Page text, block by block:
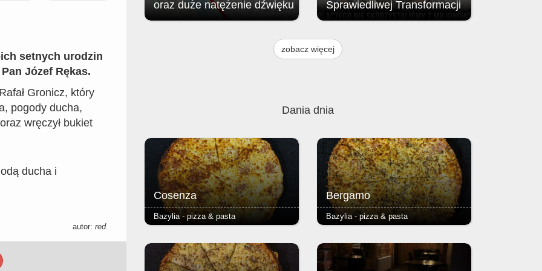
setnych urodzin
Józef Rękas.
Gronicz, który
pogody ducha,
wręczył bukiet
ducha i
autor: red.
oraz duże natężenie dźwięku
magistrat: w związku z organizacją
Soundystem Street Festival 2026, w
Sprawiedliwej Transformacji
na rzecz Sprawiedliwej Transformacji
(FST / JTF – Just Transition Fund;
zobacz więcej
Dania dnia
Cosenza
jest Margherita (sos pomidorowy, ser i
oregano) - ciasto puszyste lub razowe,
grube lub cienkie - dodatkowy ser 2,50
Bazylia - pizza & pasta
Bergamo
pizzy jest Margherita (sos
pomidorowy, ser i oregano) - ciasto
puszyste lub razowe, grube lub cienkie
Bazylia - pizza & pasta